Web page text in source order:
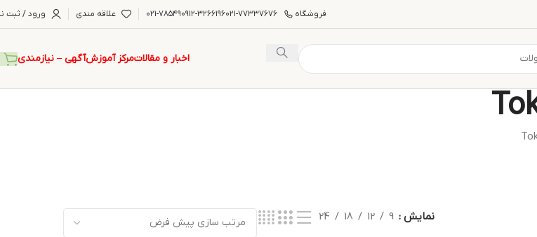
فروشگاه ۰۲۱-۷۷۳۳۷۶۷۶۰۹۱۲-۳۲۶۶۱۹۶۰۲۱-۷۸۵۴۹ علاقه مندی ورود / ثبت
اخبار و مقالاتمرکز آموزشآگهی – نیازمندی
نمایش 9
12
18
24